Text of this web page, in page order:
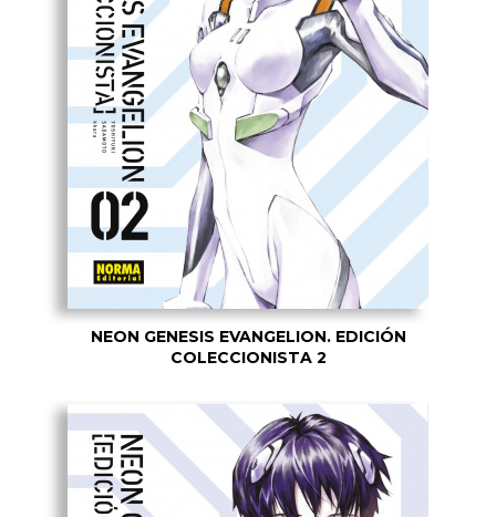
NEON GENESIS EVANGELION. EDICIÓN
COLECCIONISTA 2